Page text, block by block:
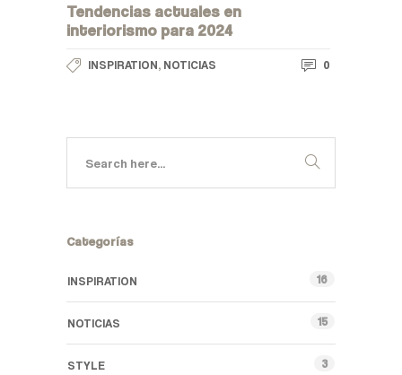
Tendencias actuales en
interiorismo para 2024
INSPIRATION, NOTICIAS 0
Categorías
INSPIRATION 16
NOTICIAS 15
STYLE 3